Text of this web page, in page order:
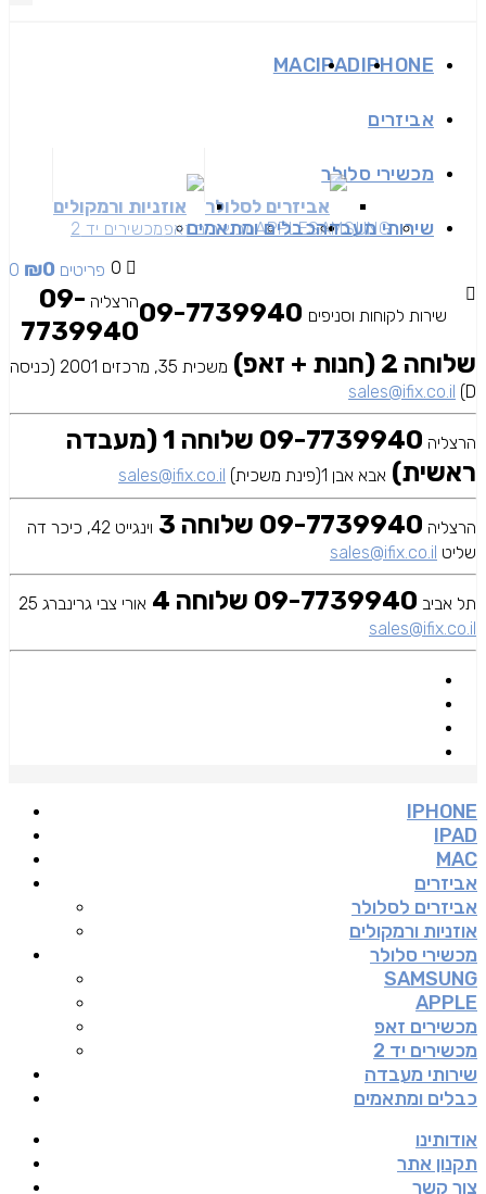
IPHONE
IPAD
MAC
אביזרים
אביזרים לסלולר אוזניות ורמקולים
מכשירי סלולר
SAMSUNG
APPLEמכשירים זאפמכשירים יד 2 שירותי מעבדהכבלים ומתאמים
0 0 פריטים ₪0
שירות לקוחות וסניפים
הרצליה 09-
7739940
שלוחה 2 (חנות + זאפ)
משכית 35, מרכזים 2001 (כניסה
D)
sales@ifix.co.il
הרצליה
09-7739940 שלוחה 1 (מעבדה
ראשית) אבא אבן 1(פינת משכית) sales@ifix.co.il
הרצליה 09-7739940 שלוחה 3
וינגייט 42, כיכר דה
שליט sales@ifix.co.il
תל אביב 09-7739940 שלוחה 4
אורי צבי גרינברג 25
sales@ifix.co.il
IPHONE
IPAD
MAC
אביזרים
אביזרים לסלולר
אוזניות ורמקולים
מכשירי סלולר
SAMSUNG
APPLE
מכשירים זאפ
מכשירים יד 2
שירותי מעבדה
כבלים ומתאמים
אודותינו
תקנון אתר
צור קשר